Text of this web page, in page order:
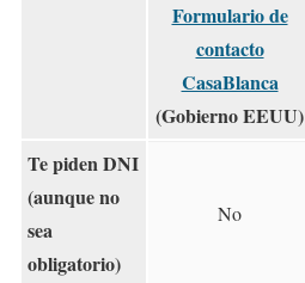
Formulario de
contacto
CasaBlanca
(Gobierno EEUU)
Te piden DNI
(aunque no
sea
obligatorio)
No